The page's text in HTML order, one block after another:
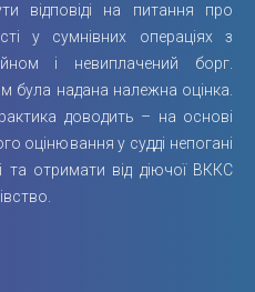
відповіді на питання про
у сумнівних операціях з
і невиплачений борг.
була надана належна оцінка.
доводить – на основі
оцінювання у судді непогані
отримати від діючої ВККС